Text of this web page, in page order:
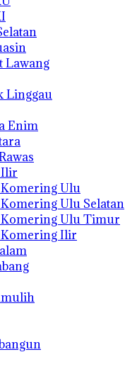
Lawang
Linggau
Enim
Ilir
Ulu
Ulu Selatan
Ulu Timur
Ilir